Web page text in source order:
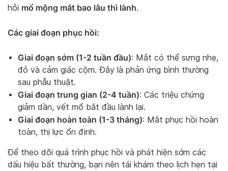
hỏi mổ mộng mắt bao lâu thì lành.
Các giai đoạn phục hồi:
Giai đoạn sớm (1-2 tuần đầu): Mắt có thể sưng nhẹ,
đỏ và cảm giác cộm. Đây là phản ứng bình thường
sau phẫu thuật.
Giai đoạn trung gian (2-4 tuần): Các triệu chứng
giảm dần, vết mổ bắt đầu lành lại.
Giai đoạn hoàn toàn (1-3 tháng): Mắt phục hồi hoàn
toàn, thị lực ổn định.
Để theo dõi quá trình phục hồi và phát hiện sớm các
dấu hiệu bất thường, bạn nên tái khám theo lịch hẹn tại